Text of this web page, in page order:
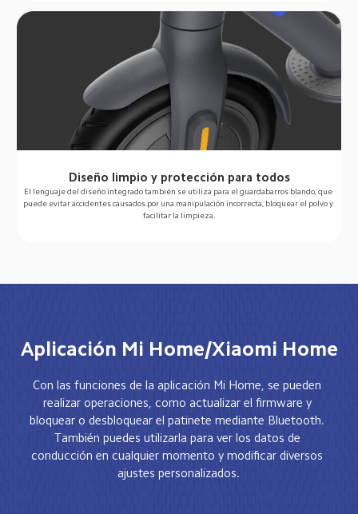
Diseño limpio y protección para todos
El lenguaje del diseño integrado también se utiliza para el guardabarros blando, que
puede evitar accidentes causados por una manipulación incorrecta, bloquear el polvo y
facilitar la limpieza.
Aplicación Mi Home/Xiaomi Home
Con las funciones de la aplicación Mi Home, se pueden
realizar operaciones, como actualizar el firmware y
bloquear o desbloquear el patinete mediante Bluetooth.
También puedes utilizarla para ver los datos de
conducción en cualquier momento y modificar diversos
ajustes personalizados.